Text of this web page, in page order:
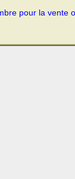
pour la vente